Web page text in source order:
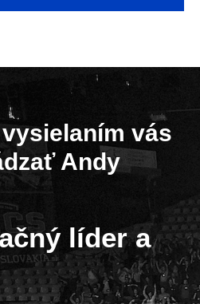
vás
Andy
líder a